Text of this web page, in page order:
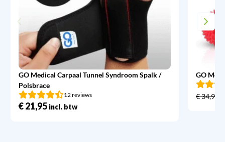
GO Medical Carpaal Tunnel Syndroom Spalk /
Polsbrace
12 reviews
€21,95 incl. btw
GO
€34,95